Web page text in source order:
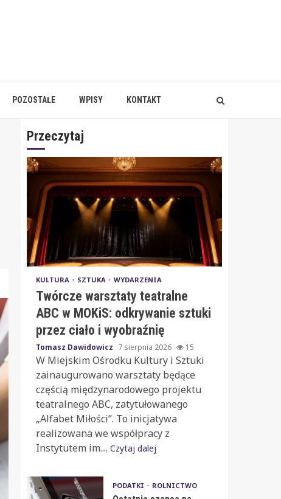
POZOSTAŁE WPISY KONTAKT
Przeczytaj
KULTURA SZTUKA WYDARZENIA
Twórcze warsztaty teatralne
ABC w MOKiS: odkrywanie sztuki
przez ciało i wyobraźnię
Tomasz Dawidowicz 7 sierpnia 2026 15
W Miejskim Ośrodku Kultury i Sztuki
zainaugurowano warsztaty będące
częścią międzynarodowego projektu
teatralnego ABC, zatytułowanego
„Alfabet Miłości”. To inicjatywa
realizowana we współpracy z
Instytutem im.... Czytaj dalej
PODATKI ROLNICTWO